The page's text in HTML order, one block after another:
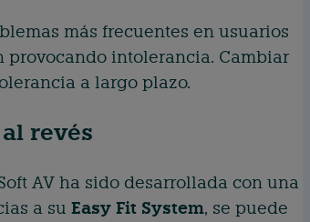
más frecuentes en usuarios
intolerancia. Cambiar
a largo plazo.
revés
AV ha sido desarrollada con una
a su Easy Fit System, se puede